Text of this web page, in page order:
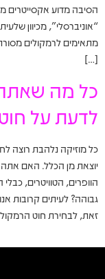
הסיבה מדוע אקסייטרים
“אוניברסלי”, מכיוון
מתאימים לרמקולים
[…]
כל מה
לדעת על
כל מוזיקה נלהבת רוצה
יוצאת מן הכלל. האם
הוופרים, הטוויטרים,
גבוהה? לעיתים קרובות
זאת, לבחירת חוט